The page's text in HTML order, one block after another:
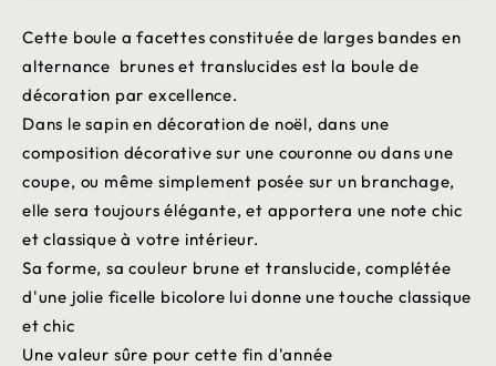
Cette boule a facettes constituée de larges bandes en
alternance brunes et translucides est la boule de
décoration par excellence.
Dans le sapin en décoration de noël, dans une
composition décorative sur une couronne ou dans une
coupe, ou même simplement posée sur un branchage,
elle sera toujours élégante, et apportera une note chic
et classique à votre intérieur.
Sa forme, sa couleur brune et translucide, complétée
d'une jolie ficelle bicolore lui donne une touche classique
et chic
Une valeur sûre pour cette fin d'année